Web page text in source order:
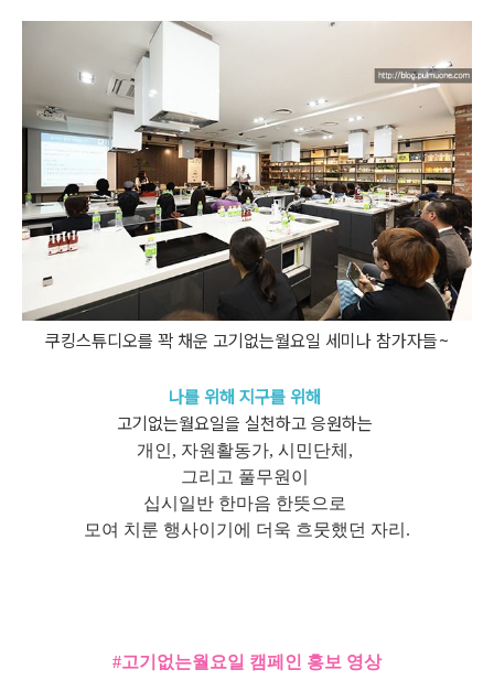
쿠킹스튜디오를 꽉 채운 고기없는월요일 세미나 참가자들~
나를 위해 지구를 위해
고기없는월요일을 실천하고 응원하는
개인, 자원활동가, 시민단체,
그리고 풀무원이
십시일반 한마음 한뜻으로
모여 치룬 행사이기에 더욱 흐뭇했던 자리.
#고기없는월요일 캠페인 홍보 영상